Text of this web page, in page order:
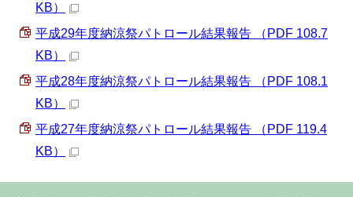
KB）
平成29年度納涼祭パトロール結果報告 （PDF 108.7
KB）
平成28年度納涼祭パトロール結果報告 （PDF 108.1
KB）
平成27年度納涼祭パトロール結果報告 （PDF 119.4
KB）